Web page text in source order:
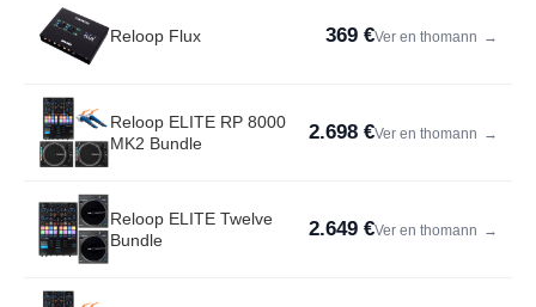
Reloop Flux 369 €Ver en thomann →
Reloop ELITE RP 8000
MK2 Bundle
2.698 €Ver en thomann →
Reloop ELITE Twelve
Bundle
2.649 €Ver en thomann →